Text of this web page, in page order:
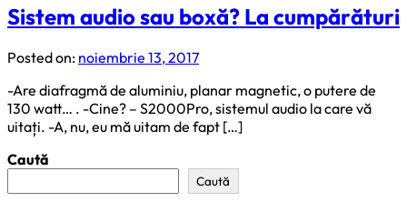
Sistem audio sau boxă? La cumpărături
Posted on: noiembrie 13, 2017
-Are diafragmă de aluminiu, planar magnetic, o putere de
130 watt… . -Cine? – S2000Pro, sistemul audio la care vă
uitați. -A, nu, eu mă uitam de fapt […]
Caută
Caută